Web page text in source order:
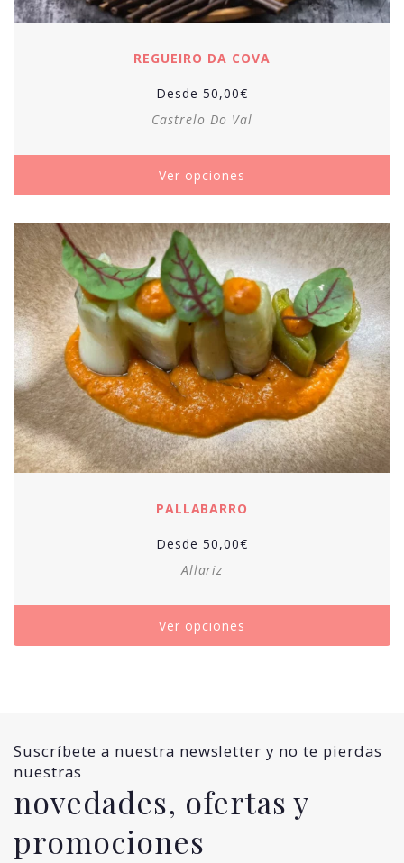
REGUEIRO DA COVA
Desde 50,00€
Castrelo Do Val
Ver opciones
PALLABARRO
Desde 50,00€
Allariz
Ver opciones
Suscríbete a nuestra newsletter y no te pierdas
nuestras
novedades, ofertas y
promociones